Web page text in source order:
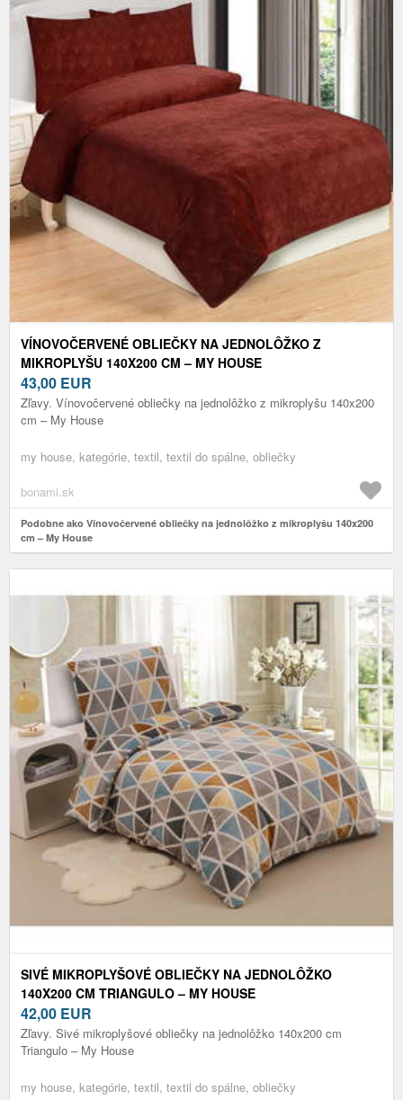
VÍNOVOČERVENÉ OBLIEČKY NA JEDNOLÔŽKO Z
MIKROPLYŠU 140X200 CM – MY HOUSE
43,00 EUR
Zľavy. Vínovočervené obliečky na jednolôžko z mikroplyšu 140x200
cm – My House
my house, kategórie, textil, textil do spálne, obliečky
bonami.sk
Podobne ako Vínovočervené obliečky na jednolôžko z mikroplyšu 140x200
cm – My House
SIVÉ MIKROPLYŠOVÉ OBLIEČKY NA JEDNOLÔŽKO
140X200 CM TRIANGULO – MY HOUSE
42,00 EUR
Zľavy. Sivé mikroplyšové obliečky na jednolôžko 140x200 cm
Triangulo – My House
my house, kategórie, textil, textil do spálne, obliečky